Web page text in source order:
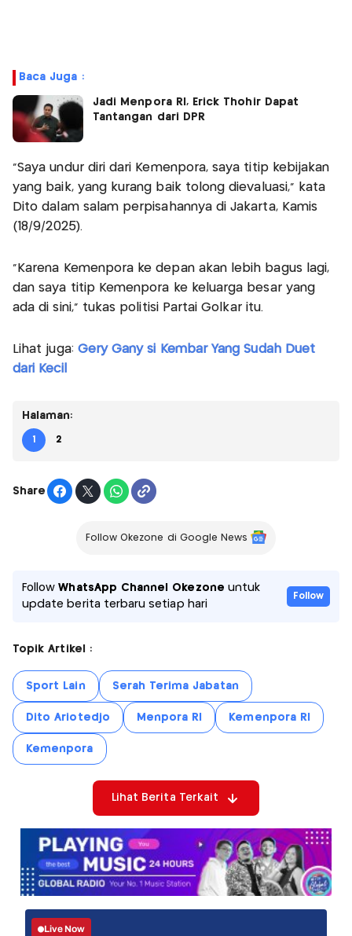
Baca Juga :
Jadi Menpora RI, Erick Thohir Dapat
Tantangan dari DPR
"Saya undur diri dari Kemenpora, saya titip kebijakan
yang baik, yang kurang baik tolong dievaluasi," kata
Dito dalam salam perpisahannya di Jakarta, Kamis
(18/9/2025).
"Karena Kemenpora ke depan akan lebih bagus lagi,
dan saya titip Kemenpora ke keluarga besar yang
ada di sini," tukas politisi Partai Golkar itu.
Lihat juga: Gery Gany si Kembar Yang Sudah Duet
dari Kecil
Halaman:
1 2
Share
Follow Okezone di Google News
FollowWhatsApp Channel Okezone untuk
update berita terbaru setiap hari
Follow
Topik Artikel :
Sport Lain Serah Terima Jabatan
Dito Ariotedjo Menpora RI Kemenpora RI
Kemenpora
Lihat Berita Terkait
Live Now